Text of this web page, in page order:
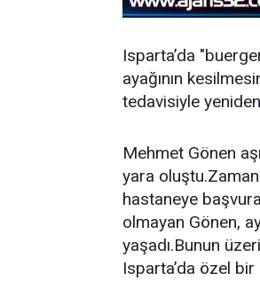
Isparta’da
ayağının
tedavisiyle
Mehmet Gönen
yara
hastaneye
olmayan Gönen,
yaşadı.Bunun
Isparta’da özel